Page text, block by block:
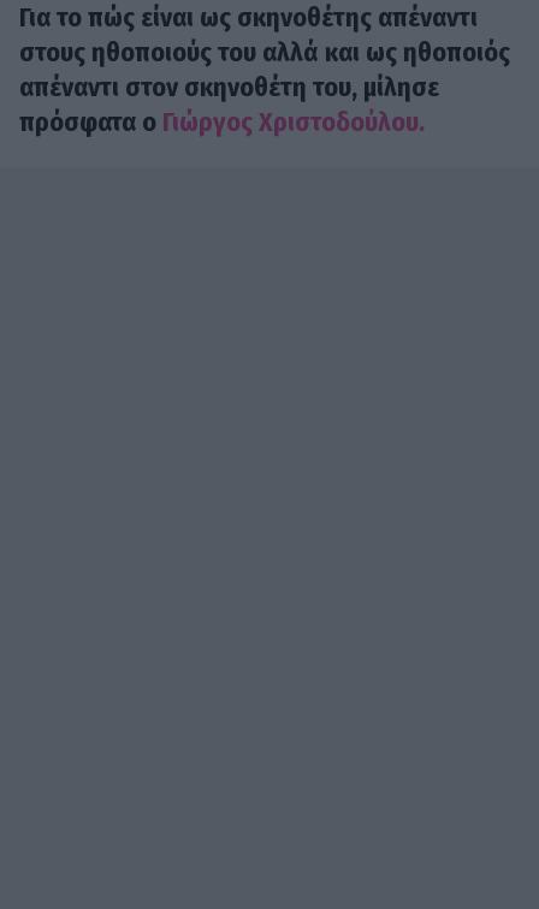
Για το πώς είναι ως σκηνοθέτης απέναντι
στους ηθοποιούς του αλλά και ως ηθοποιός
απέναντι στον σκηνοθέτη του, μίλησε
πρόσφατα ο Γιώργος Χριστοδούλου.